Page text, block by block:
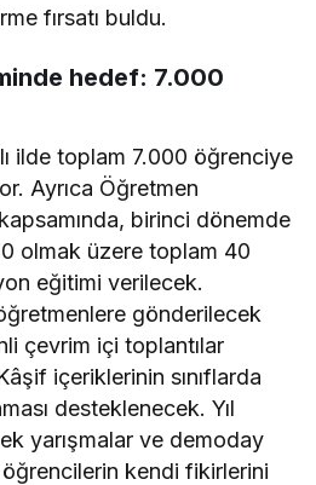
fırsatı buldu.
hedef: 7.000
ilde toplam 7.000 öğrenciye
Ayrıca Öğretmen
birinci dönemde
olmak üzere toplam 40
eğitimi verilecek.
gönderilecek
çevrim içi toplantılar
içeriklerinin sınıflarda
desteklenecek. Yıl
yarışmalar ve demoday
kendi fikirlerini